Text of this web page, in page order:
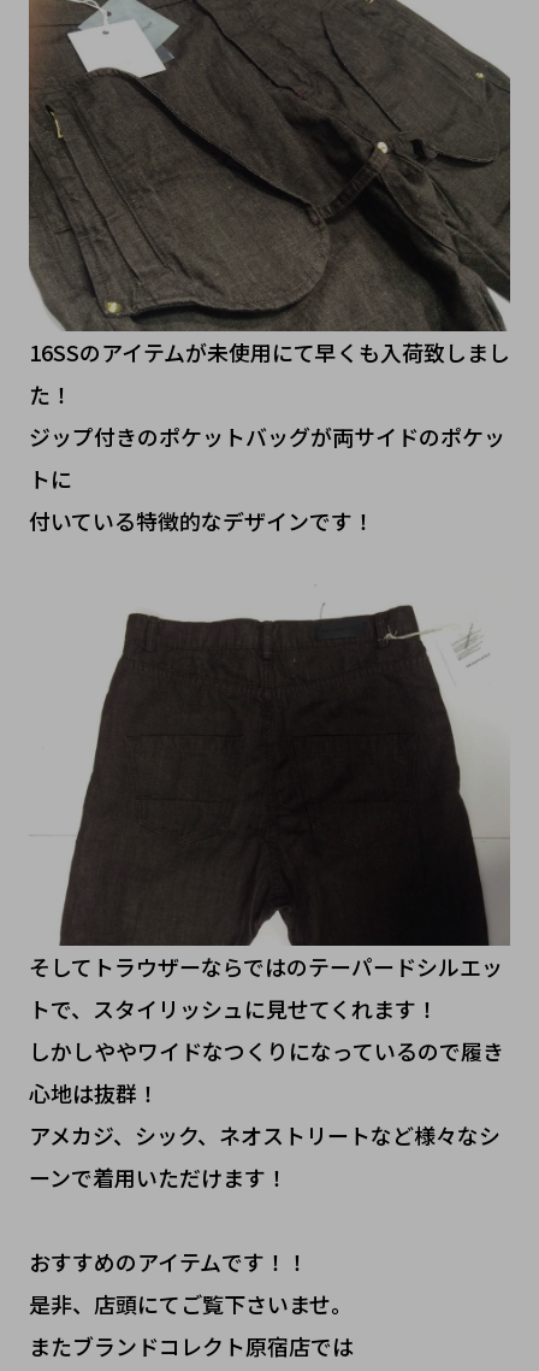
16SSのアイテムが未使用にて早くも入荷致しまし
た！
ジップ付きのポケットバッグが両サイドのポケッ
トに
付いている特徴的なデザインです！
そしてトラウザーならではのテーパードシルエッ
トで、スタイリッシュに見せてくれます！
しかしややワイドなつくりになっているので履き
心地は抜群！
アメカジ、シック、ネオストリートなど様々なシ
ーンで着用いただけます！
おすすめのアイテムです！！
是非、店頭にてご覧下さいませ。
またブランドコレクト原宿店では